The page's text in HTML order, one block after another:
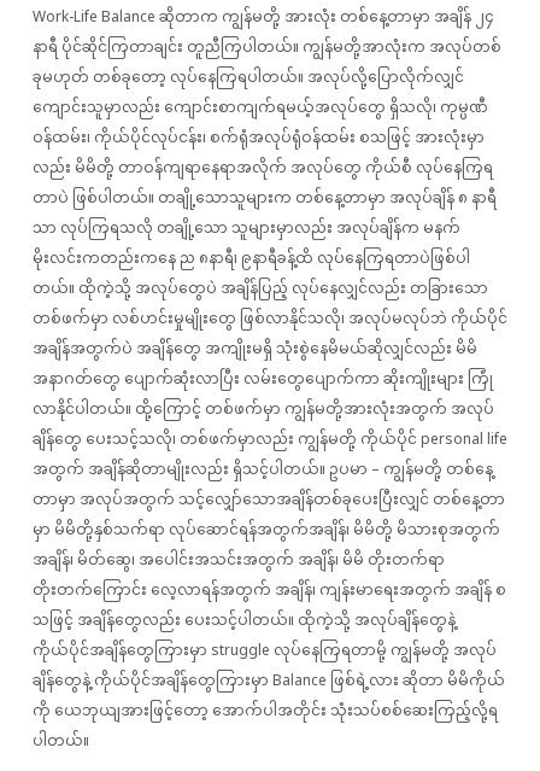
Work-Life Balance ဆိုတာက ကျွန်မတို့ အားလုံး တစ်နေ့တာမှာ အချိန် ၂၄
နာရီ ပိုင်ဆိုင်ကြတာချင်း တူညီကြပါတယ်။ ကျွန်မတို့အာလုံးက အလုပ်တစ်
ခုမဟုတ် တစ်ခုတော့ လုပ်နေကြရပါတယ်။ အလုပ်လို့ပြောလိုက်လျှင်
ကျောင်းသူမှာလည်း ကျောင်းစာ‌ကျက်ရမယ့်အလုပ်တွေ ရှိသလို၊ ‌ကုမ္ပဏီ
ဝန်ထမ်း၊ ကိုယ်ပိုင်လုပ်ငန်း၊ စက်ရုံအလုပ်ရုံဝန်ထမ်း စသဖြင့် အားလုံးမှာ
လည်း မိမိတို့ တာဝန်ကျရာနေရာအလိုက် အလုပ်တွေ ကိုယ်စီ လုပ်နေကြရ
တာပဲ ဖြစ်ပါတယ်။ တချို့သောသူများက တစ်နေ့တာမှာ အလုပ်ချိန် ၈ နာရီ
သာ လုပ်ကြရသလို တချို့သော သူများမှာလည်း အလုပ်ချိန်က မနက်
မိုးလင်းကတည်းကနေ ည ၈နာရီ၊ ၉နာရီခန့်ထိ လုပ်နေကြရတာပဲဖြစ်ပါ
တယ်။ ထိုကဲ့သို့ အလုပ်တွေပဲ အချိန်ပြည့် လုပ်နေလျှင်လည်း တခြားသော
တစ်ဖက်မှာ လစ်ဟင်းမှုမျိုးတွေ ဖြစ်လာနိုင်သလို၊ အလုပ်မလုပ်ဘဲ ကိုယ်ပိုင်
အချိန်အတွက်ပဲ အချိန်တွေ အကျိုးမရှိ သုံးစွဲနေမိမယ်ဆိုလျှင်လည်း မိမိ
အနာဂတ်တွေ ပျောက်ဆုံးလာပြီး လမ်းတွေပျောက်ကာ ဆိုးကျိုးများ ကြုံ
လာနိုင်ပါတယ်။ ထို့ကြောင့် တစ်ဖက်မှာ ကျွန်မတို့အားလုံးအတွက် အလုပ်
ချိန်တွေ ပေးသင့်သလို၊ တစ်ဖက်မှာလည်း ကျွန်မတို့ ကိုယ်ပိုင် personal life
အတွက် အချိန်ဆိုတာမျိုးလည်း ရှိသင့်ပါတယ်။ ဥပမာ – ကျွန်မတို့ တစ်နေ့
တာမှာ အလုပ်အတွက် သင့်လျှော်သောအချိန်တစ်ခုပေးပြီးလျှင် တစ်နေ့တာ
မှာ မိမိတို့နှစ်သက်ရာ လုပ်ဆောင်ရန်အတွက်အချိန်၊ မိမိတို့ မိသားစုအတွက်
အချိန်၊ မိတ်ဆွေ၊ အပေါင်းအသင်းအတွက် အချိန်၊ မိမိ တိုးတက်ရာ
တိုးတက်ကြောင်း လေ့လာရန်အတွက် အချိန်၊ ကျန်းမာရေးအတွက် အချိန် စ
သဖြင့် အချိန်တွေလည်း ပေးသင့်ပါတယ်။ ထိုကဲ့သို့ အလုပ်ချိန်တွေနဲ့
ကိုယ်ပိုင်အချိန်တွေကြားမှာ struggle လုပ်နေကြရတာမို့ ကျွန်မတို့ အလုပ်
ချိန်တွေနဲ့ ကိုယ်ပိုင်အချိန်တွေကြားမှာ Balance ဖြစ်ရဲ့လား ဆိုတာ မိမိကိုယ်
ကို ယေဘုယျအားဖြင့်တော့ အောက်ပါအတိုင်း သုံးသပ်စစ်ဆေးကြည့်လို့ရ
ပါတယ်။